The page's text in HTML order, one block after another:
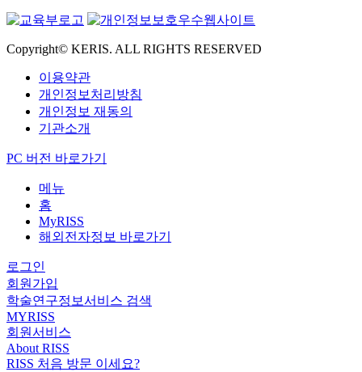
Copyright© KERIS. ALL RIGHTS RESERVED
이용약관
개인정보처리방침
개인정보 재동의
기관소개
PC 버전 바로가기
메뉴
홈
MyRISS
해외전자정보 바로가기
로그인
회원가입
학술연구정보서비스 검색
MYRISS
회원서비스
About RISS
RISS 처음 방문 이세요?